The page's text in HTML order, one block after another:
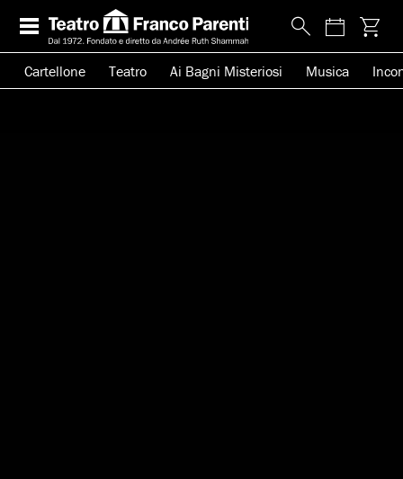
Cartellone Teatro Ai Bagni Misteriosi Musica